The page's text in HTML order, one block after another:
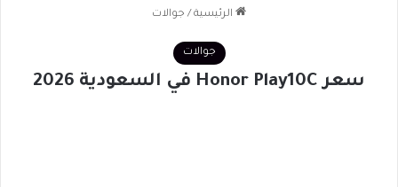
الرئيسية / جوالات
جوالات
سعر Honor Play10C في السعودية 2026